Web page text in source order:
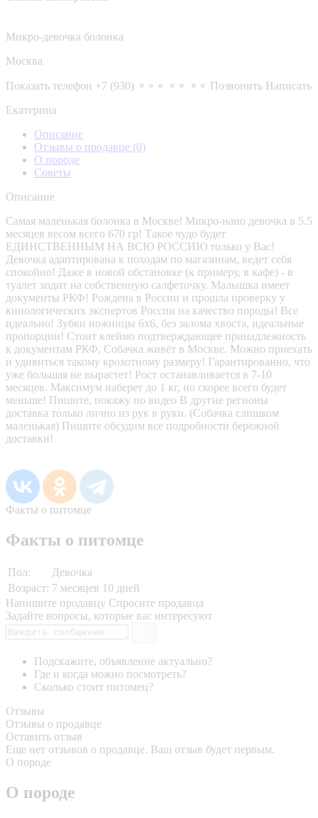
Микро-девочка болонка
Москва
Показать телефон +7 (930) ⚬⚬⚬ ⚬⚬ ⚬⚬ Позвонить Написать
Екатерина
Описание
Отзывы о продавце (0)
О породе
Советы
Описание
Самая маленькая болонка в Москве! Микро-нано девочка в 5.5
месяцев весом всего 670 гр! Такое чудо будет
ЕДИНСТВЕННЫМ НА ВСЮ РОССИЮ только у Вас!
Девочка адаптирована к походам по магазинам, ведет себя
спокойно! Даже в новой обстановке (к примеру, в кафе) - в
туалет ходит на собственную салфеточку. Малышка имеет
документы РКФ! Рождена в России и прошла проверку у
кинологических экспертов России на качество породы! Все
идеально! Зубки ножницы 6х6, без залома хвоста, идеальные
пропорции! Стоит клеймо подтверждающее принадлежность
к документам РКФ, Собачка живёт в Москве. Можно приехать
и удивиться такому крохотному размеру! Гарантированно, что
уже большая не вырастет! Рост останавливается в 7-10
месяцев. Максимум наберет до 1 кг, но скорее всего будет
меньше! Пишите, покажу по видео В другие регионы
доставка только лично из рук в руки. (Собачка слишком
маленькая) Пишите обсудим все подробности бережной
доставки!
Факты о питомце
Факты о питомце
Пол:
Девочка
Возраст: 7 месяцев 10 дней
Напишите продавцу Спросите продавца
Задайте вопросы, которые вас интересуют
Подскажите, объявление актуально?
Где и когда можно посмотреть?
Сколько стоит питомец?
Отзывы
Отзывы о продавце
Оставить отзыв
Еще нет отзывов о продавце. Ваш отзыв будет первым.
О породе
О породе